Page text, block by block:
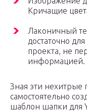
Кричащие
Лаконичный
достаточно
проекта, не
информацией.
Зная эти нехитрые
самостоятельно
шаблон шапки для